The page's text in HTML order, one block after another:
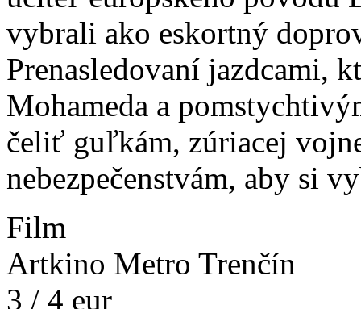
vybrali ako eskortný
Prenasledovaní jazdcami,
Mohameda a
čeliť guľkám, zúriacej
nebezpečenstvám, aby si
Film
Artkino Metro Trenčín
3 / 4 eur